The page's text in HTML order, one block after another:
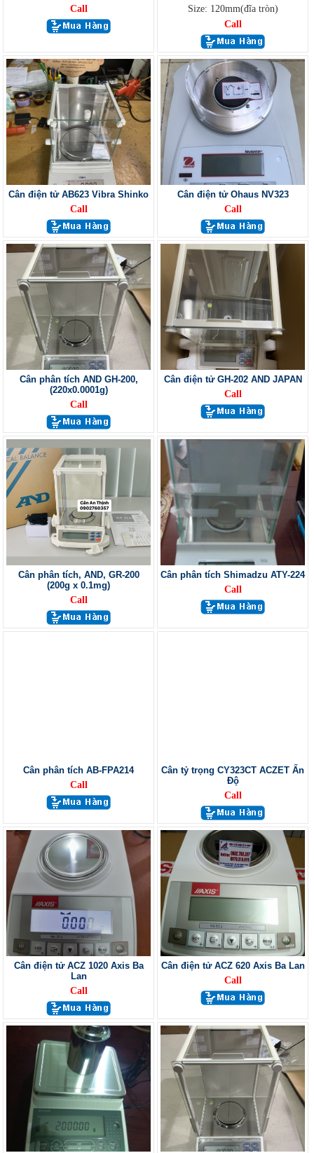
Call
Size: 120mm(đĩa tròn)
Call
Cân điện tử AB623 Vibra Shinko
Call
Cân điện tử Ohaus NV323
Call
Cân phân tích AND GH-200,
(220x0.0001g)
Call
Cân điện tử GH-202 AND JAPAN
Call
Cân phân tích, AND, GR-200
(200g x 0.1mg)
Call
Cân phân tích Shimadzu ATY-224
Call
Cân phân tích AB-FPA214
Call
Cân tỷ trọng CY323CT ACZET Ấn
Độ
Call
Cân điện tử ACZ 1020 Axis Ba
Lan
Call
Cân điện tử ACZ 620 Axis Ba Lan
Call